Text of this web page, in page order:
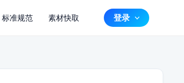
标准规范 素材快取 登录